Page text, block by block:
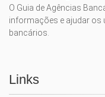
O Guia de Agências
informações e ajudar os
bancários.
Links